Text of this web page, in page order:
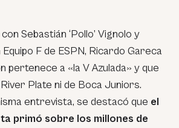
Sebastián ‘Pollo’ Vignolo y
F de ESPN, Ricardo Gareca
pertenece a «la V Azulada» y que
Plate ni de Boca Juniors.
entrevista, se destacó que el
primó sobre los millones de